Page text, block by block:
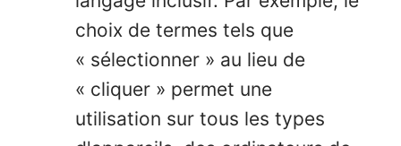
choix de termes tels que
« sélectionner » au lieu de
« cliquer » permet une
utilisation sur tous les types